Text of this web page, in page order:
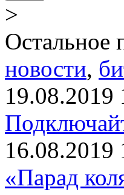
>
Остальное
новости,
19.08.2019
16.08.2019
«Парад